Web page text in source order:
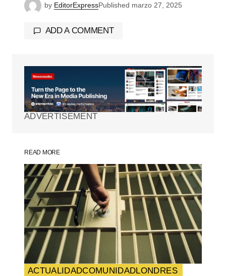
by EditorExpressPublished marzo 27, 2025
ADD A COMMENT
Tu dirección de correo electrónico no será
Los campos obligatorios están
marcados con*
Your Name*
Your E-mail *
Guarda mi nombre, correo electrónico y
web en este navegador para la próxima
vez que comente.
ADVERTISEMENT
READ MORE
ACTUALIDADCOMUNIDADLONDRES